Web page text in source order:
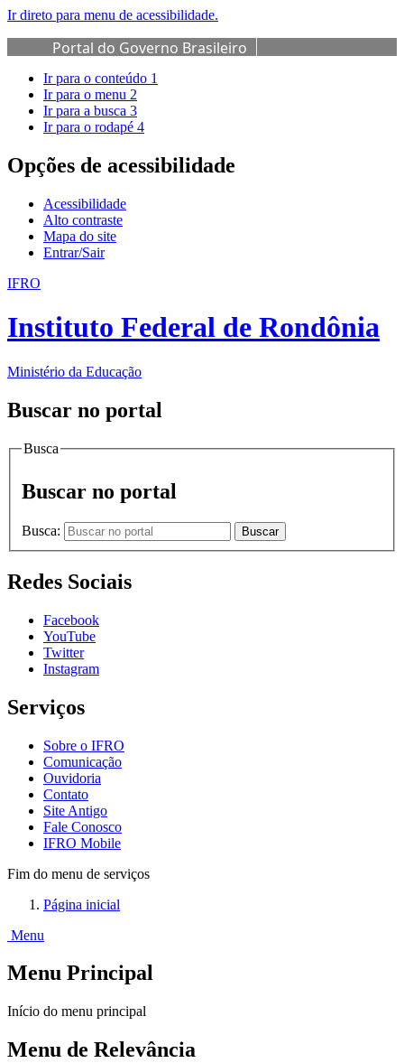
Ir direto para menu de acessibilidade.
Portal do Governo Brasileiro
Ir para o conteúdo 1
Ir para o menu 2
Ir para a busca 3
Ir para o rodapé 4
Opções de acessibilidade
Acessibilidade
Alto contraste
Mapa do site
Entrar/Sair
IFRO
Instituto Federal de Rondônia
Ministério da Educação
Buscar no portal
Busca
Buscar no portal
Busca: Buscar
Redes Sociais
Facebook
YouTube
Twitter
Instagram
Serviços
Sobre o IFRO
Comunicação
Ouvidoria
Contato
Site Antigo
Fale Conosco
IFRO Mobile
Fim do menu de serviços
Página inicial
Menu
Menu Principal
Início do menu principal
Menu de Relevância